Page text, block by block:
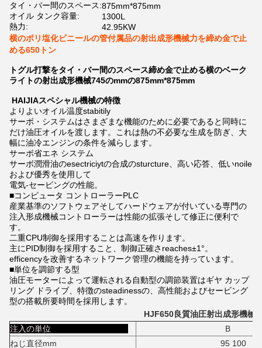
タイ・バー間のスペース:875mm*875mm
オイル タンク容量:
1300L
熱力:
42.95KW
横のポリ塩化ビニールの管付属品の射出成形機械力を締め金で止
める650トン
トグル打撃をタイ・バー間のスペース締め金で止める横のベーク
ライトの射出成形機械745のmmの875mm*875mm
HAIJIAスペシャル機械の特徴
よりよいオイル温度stabitily
サーボ・システムはさまざまな機能のために必要であると同時に
だけ油圧オイルを渡します。これは熱の不必要な生成を防ぎ、大
幅に油冷エンジンの条件を減らします。
サーボ省エネ システム
サーボ潤滑油のesectriciytの合成のsturcture、高い応答、低いnoile
および優秀を使用して
電気-セービングの性能。
■コンピュータ コントローラーPLC
産業基準のソフトウェアそしてハードウェアが付いている専門の
注入形成機械コントローラーは性能の拡張そして修正に便利で
す。
二重CPU制御を採用することは高速を作ります。
主にPID制御を採用すること、制御正確さreaches±1°。
efficencyを改善するネットワーク管理の機能を持っています。
■単位を調節する型
油圧モーターによって運転される自動型の調節装置はギヤ カップ
リング ドライブ、特徴のsteadinessの、高性能およびセービング
型の搭載所要時間を採用します。
HJF650良質油圧射出成形機械
注入の単位
B
ねじ直径mm
95 100